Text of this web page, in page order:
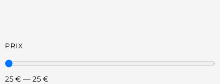
PRIX
25 € — 25 €